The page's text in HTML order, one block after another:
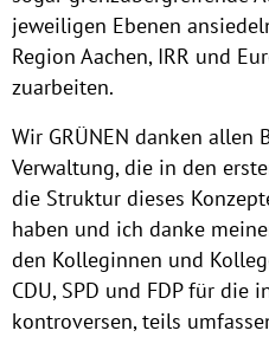
jeweiligen Ebenen
Region Aachen, IRR und
zuarbeiten.
Wir GRÜNEN danken allen
Verwaltung, die in den
die Struktur dieses
haben und ich danke
den Kolleginnen und
CDU, SPD und FDP für die
kontroversen, teils